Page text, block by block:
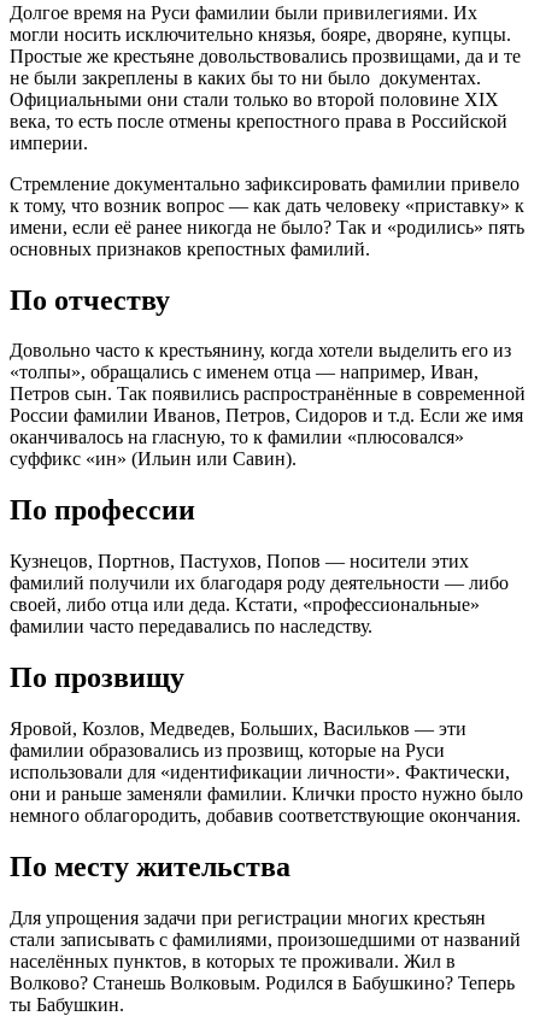
Долгое время на Руси фамилии были привилегиями. Их
могли носить исключительно князья, бояре, дворяне, купцы.
Простые же крестьяне довольствовались прозвищами, да и те
не были закреплены в каких бы то ни было документах.
Официальными они стали только во второй половине XIX
века, то есть после отмены крепостного права в Российской
империи.
Стремление документально зафиксировать фамилии привело
к тому, что возник вопрос — как дать человеку «приставку» к
имени, если её ранее никогда не было? Так и «родились» пять
основных признаков крепостных фамилий.
По отчеству
Довольно часто к крестьянину, когда хотели выделить его из
«толпы», обращались с именем отца — например, Иван,
Петров сын. Так появились распространённые в современной
России фамилии Иванов, Петров, Сидоров и т.д. Если же имя
оканчивалось на гласную, то к фамилии «плюсовался»
суффикс «ин» (Ильин или Савин).
По профессии
Кузнецов, Портнов, Пастухов, Попов — носители этих
фамилий получили их благодаря роду деятельности — либо
своей, либо отца или деда. Кстати, «профессиональные»
фамилии часто передавались по наследству.
По прозвищу
Яровой, Козлов, Медведев, Больших, Васильков — эти
фамилии образовались из прозвищ, которые на Руси
использовали для «идентификации личности». Фактически,
они и раньше заменяли фамилии. Клички просто нужно было
немного облагородить, добавив соответствующие окончания.
По месту жительства
Для упрощения задачи при регистрации многих крестьян
стали записывать с фамилиями, произошедшими от названий
населённых пунктов, в которых те проживали. Жил в
Волково? Станешь Волковым. Родился в Бабушкино? Теперь
ты Бабушкин.